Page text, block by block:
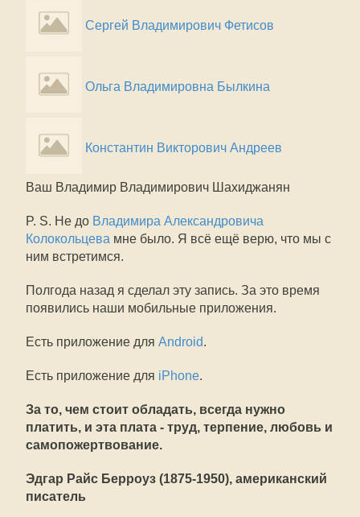
Сергей Владимирович Фетисов
Ольга Владимировна Былкина
Константин Викторович Андреев
Ваш Владимир Владимирович Шахиджанян
P. S. Не до Владимира Александровича
Колокольцева мне было. Я всё ещё верю, что мы с
ним встретимся.
Полгода назад я сделал эту запись. За это время
появились наши мобильные приложения.
Есть приложение для Android.
Есть приложение для iPhone.
За то, чем стоит обладать, всегда нужно
платить, и эта плата - труд, терпение, любовь и
самопожертвование.
Эдгар Райс Берроуз (1875-1950), американский
писатель